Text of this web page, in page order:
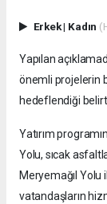
Erkek| Kadın
Yapılan
önemli projelerin
hedeflendiği
Yatırım
Yolu, sıcak
Meryemağıl
vatandaşların